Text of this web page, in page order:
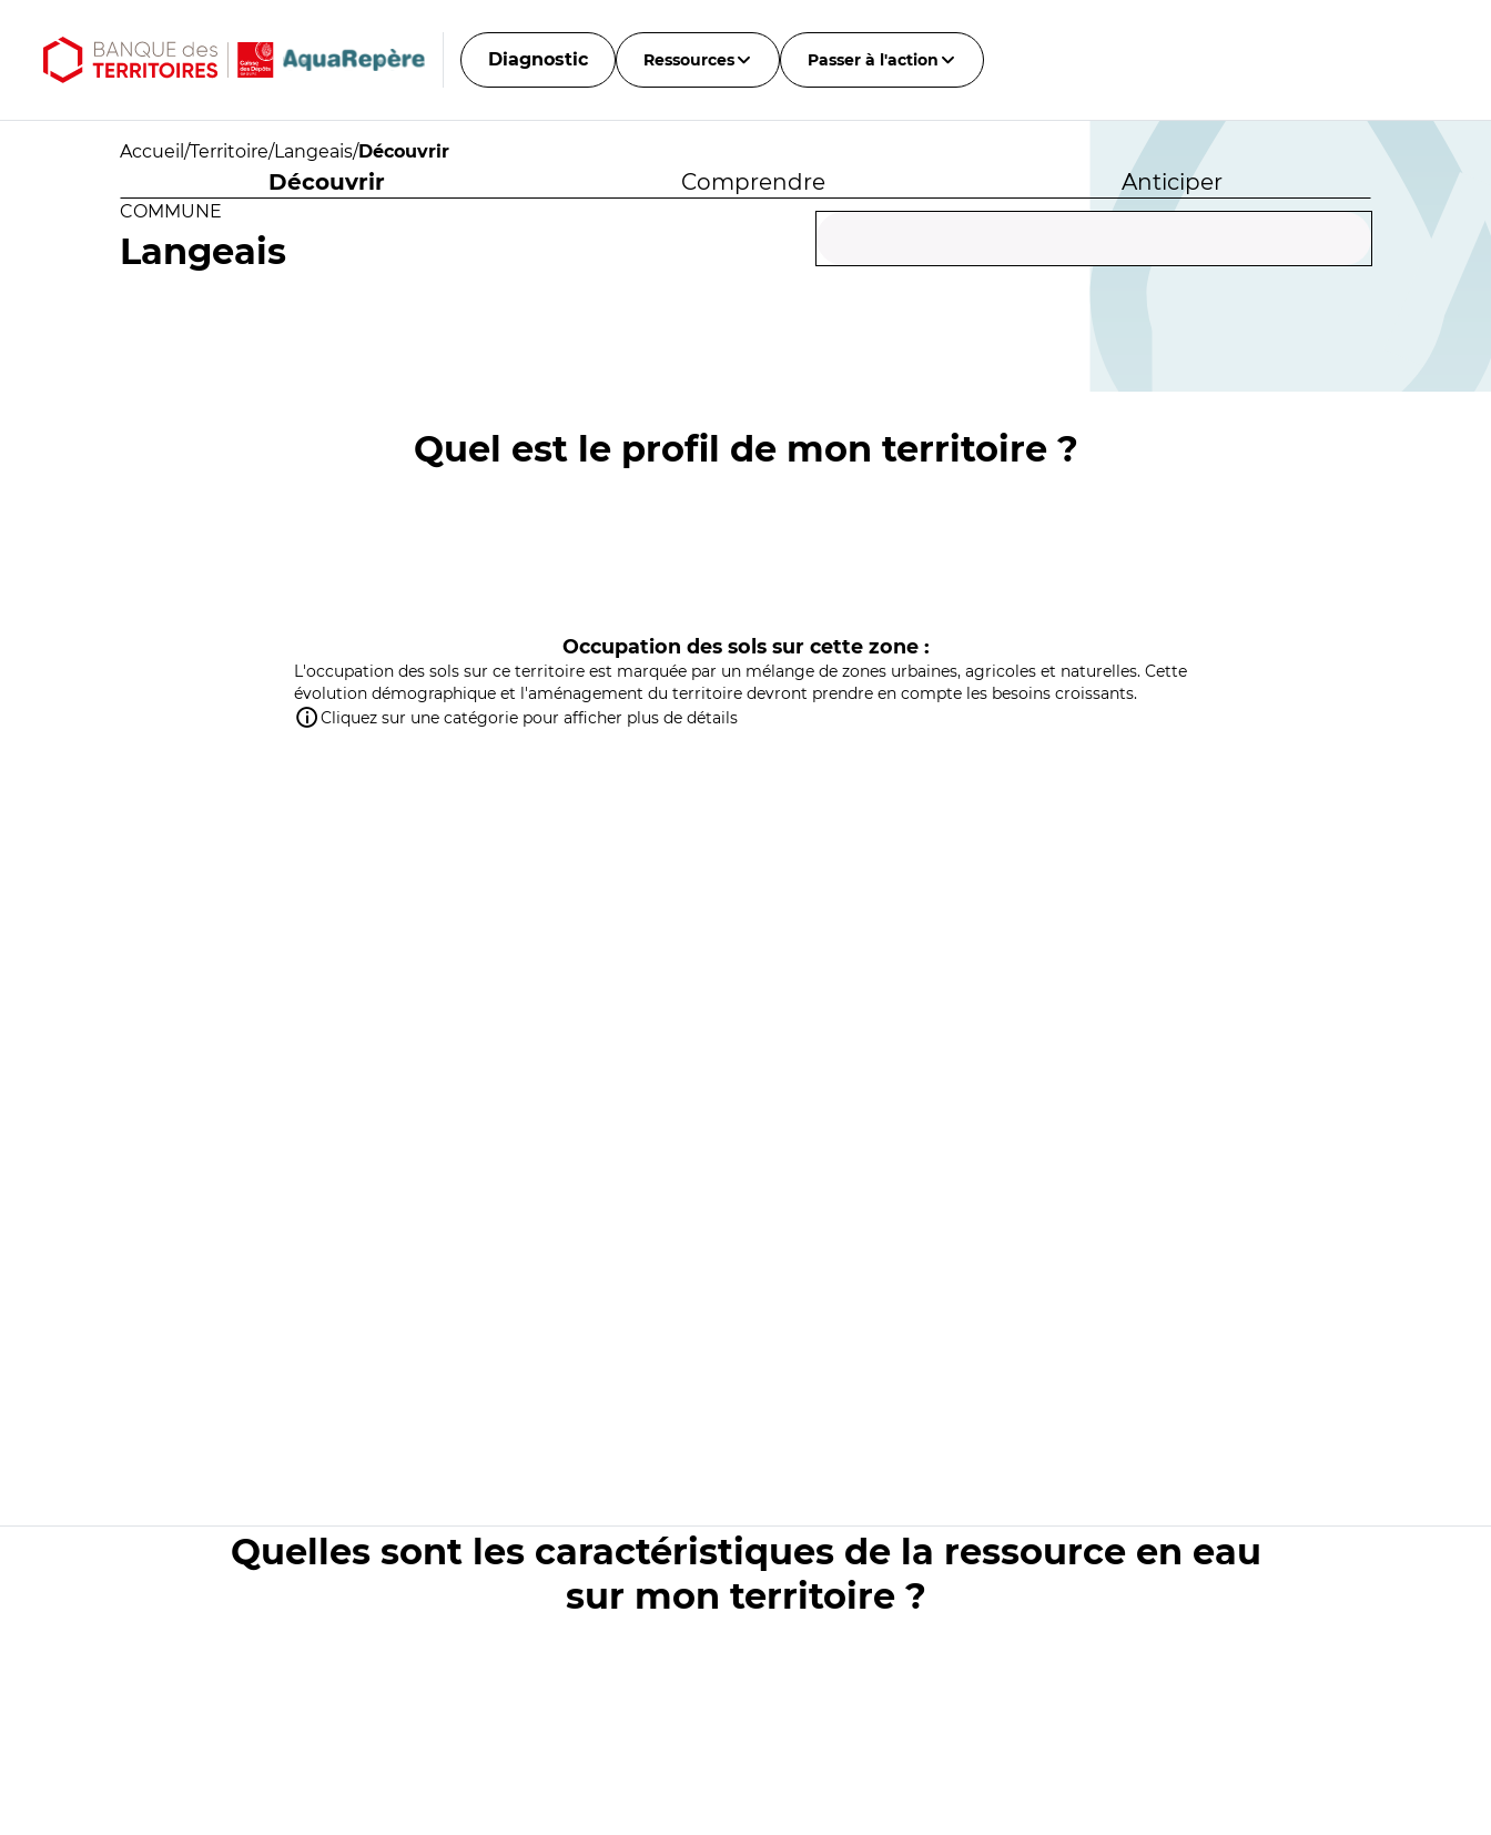
Diagnostic Ressources Passer à l'action
Accueil /Territoire/Langeais/Découvrir
Découvrir Comprendre Anticiper
COMMUNE
Langeais
Quel est le profil de mon territoire ?
Occupation des sols sur cette zone :
L'occupation des sols sur ce territoire est marquée par un mélange de zones urbaines, agricoles et naturelles. Cette
évolution démographique et l'aménagement du territoire devront prendre en compte les besoins croissants.
Cliquez sur une catégorie pour afficher plus de détails
Quelles sont les caractéristiques de la ressource en eau
sur mon territoire ?